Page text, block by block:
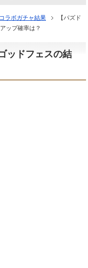
ラボガチャ結果
【パズド
ップ確率は？
ッドフェスの結